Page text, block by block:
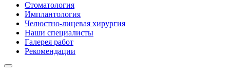
Стоматология
Имплантология
Челюстно-лицевая хирургия
Наши специалисты
Галерея работ
Рекомендации